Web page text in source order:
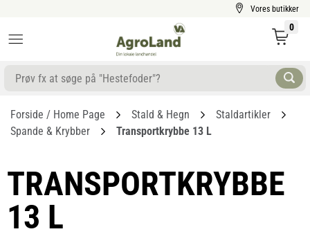
Vores butikker
0
Forside / Home Page Stald & Hegn
Staldartikler
Spande & Krybber
Transportkrybbe 13 L
TRANSPORTKRYBBE
13 L